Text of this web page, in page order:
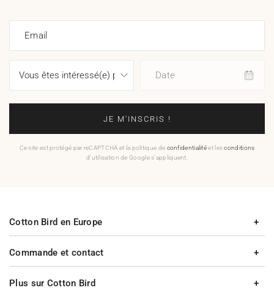
Email
Date
JE M'INSCRIS !
Ce site est protégé par reCAPTCHA et la politique de confidentialitéet lesconditions
d'utilisation de Google s'appliquent.
Commande et contact
Plus sur Cotton Bird
Cotton Bird en Europe